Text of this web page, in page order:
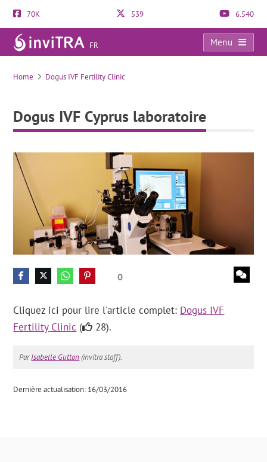
70K 539 6.540
FR
Menu
Dogus IVF Cyprus laboratoire
Home Dogus IVF Fertility Clinic
Dogus IVF Cyprus laboratoire
0
Cliquez ici pour lire l'article complet: Dogus IVF
Fertility Clinic ( 28).
ParIsabelle Gutton(invitra staff).
Dernière actualisation: 16/03/2016